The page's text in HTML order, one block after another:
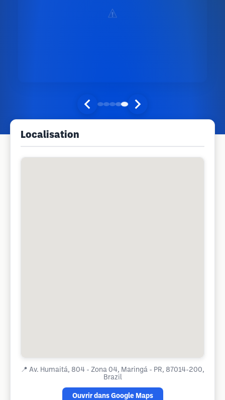
Localisation
📍 Av. Humaitá, 804 - Zona 04, Maringá - PR, 87014-200,
Brazil
Ouvrir dans Google Maps